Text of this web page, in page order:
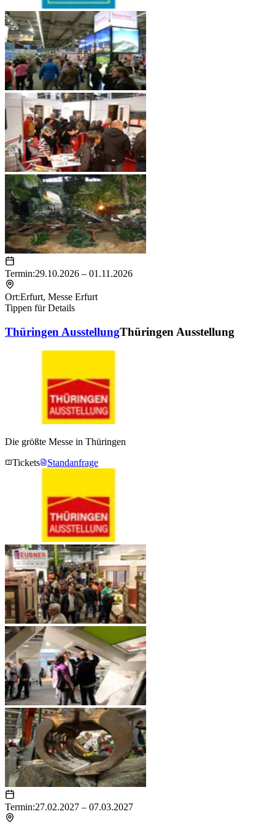
Planung, Organisation und Durchführung von Messen und
Ausstellungen
Teildienstleistungen im Veranstaltungsmanagement
Regionale Marktkenntnis und starke Netzwerke in Thüringen
Persönliche Betreuung und partnerschaftliche Zusammenarbeit
Termin:29.10.2026 – 01.11.2026
Ort:Erfurt, Messe Erfurt
Tippen für Details
Thüringen AusstellungThüringen Ausstellung
Die größte Messe in Thüringen
Tickets
Standanfrage
Termin:27.02.2027 – 07.03.2027